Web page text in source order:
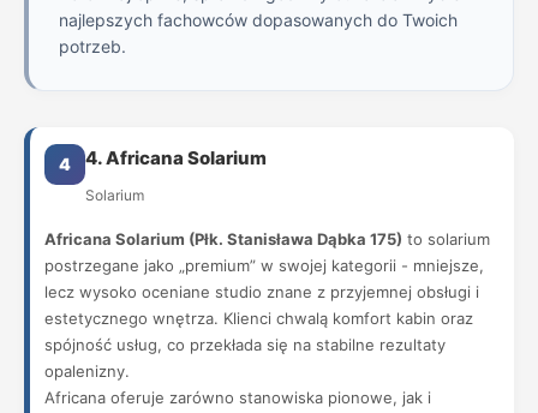
najlepszych fachowców dopasowanych do Twoich
potrzeb.
4 4. Africana Solarium
Solarium
Africana Solarium (Płk. Stanisława Dąbka 175) to solarium
postrzegane jako „premium” w swojej kategorii - mniejsze,
lecz wysoko oceniane studio znane z przyjemnej obsługi i
estetycznego wnętrza. Klienci chwalą komfort kabin oraz
spójność usług, co przekłada się na stabilne rezultaty
opalenizny.
Africana oferuje zarówno stanowiska pionowe, jak i